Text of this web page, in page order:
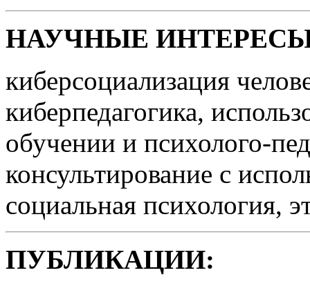
НАУЧНЫЕ
киберсоциализация
киберпедагогика,
обучении и психолого-
консультирование с
социальная психология,
ПУБЛИКАЦИИ: